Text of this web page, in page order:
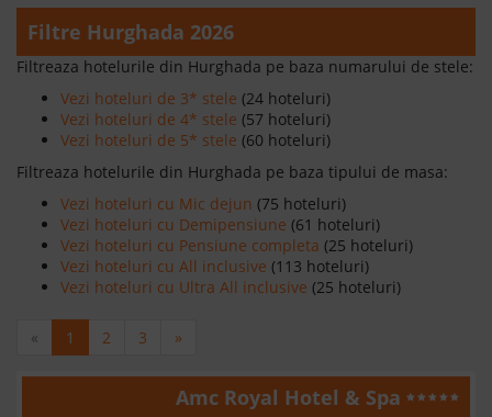
Filtre Hurghada 2026
Filtreaza hotelurile din Hurghada pe baza numarului de stele:
Vezi hoteluri de 3* stele (24 hoteluri)
Vezi hoteluri de 4* stele (57 hoteluri)
Vezi hoteluri de 5* stele (60 hoteluri)
Filtreaza hotelurile din Hurghada pe baza tipului de masa:
Vezi hoteluri cu Mic dejun (75 hoteluri)
Vezi hoteluri cu Demipensiune (61 hoteluri)
Vezi hoteluri cu Pensiune completa (25 hoteluri)
Vezi hoteluri cu All inclusive (113 hoteluri)
Vezi hoteluri cu Ultra All inclusive (25 hoteluri)
« 1 2 3 »
Amc Royal Hotel & Spa